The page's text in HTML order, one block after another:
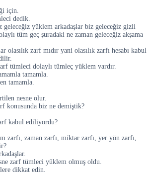
için.
dedik.
geleceğiz yüklem arkadaşlar biz geleceğiz gizli
tüm geç şuradaki ne zaman geleceğiz akşama
olasılık zarf mıdır yani olasılık zarfı hesabı kabul
tümleci dolaylı tümleç yüklem vardır.
tamamla.
tamamla.
nesne olur.
konusunda biz ne demiştik?
kabul ediliyordu?
zarfı, zaman zarfı, miktar zarfı, yer yön zarfı,
zarf tümleci yüklem olmuş oldu.
dikkat edin.